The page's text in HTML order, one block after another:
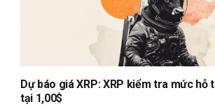
Dự báo giá XRP: XRP kiểm tra mức hỗ
tại 1,00$